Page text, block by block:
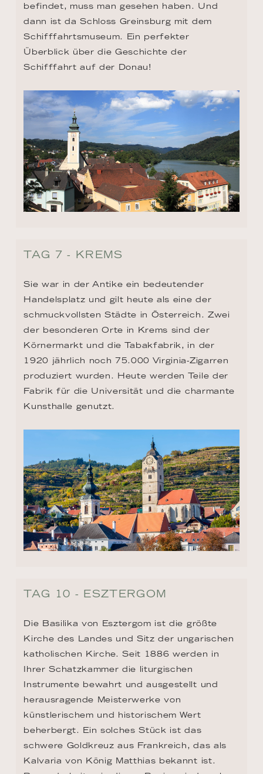
befindet, muss man gesehen haben. Und
dann ist da Schloss Greinsburg mit dem
Schifffahrtsmuseum. Ein perfekter
Überblick über die Geschichte der
Schifffahrt auf der Donau!
TAG 7 - KREMS
Sie war in der Antike ein bedeutender
Handelsplatz und gilt heute als eine der
schmuckvollsten Städte in Österreich. Zwei
der besonderen Orte in Krems sind der
Körnermarkt und die Tabakfabrik, in der
1920 jährlich noch 75.000 Virginia-Zigarren
produziert wurden. Heute werden Teile der
Fabrik für die Universität und die charmante
Kunsthalle genutzt.
TAG 10 - ESZTERGOM
Die Basilika von Esztergom ist die größte
Kirche des Landes und Sitz der ungarischen
katholischen Kirche. Seit 1886 werden in
Ihrer Schatzkammer die liturgischen
Instrumente bewahrt und ausgestellt und
herausragende Meisterwerke von
künstlerischem und historischem Wert
beherbergt. Ein solches Stück ist das
schwere Goldkreuz aus Frankreich, das als
Kalvaria von König Matthias bekannt ist.